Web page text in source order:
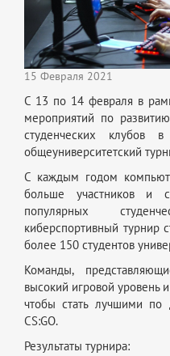
15 Февраля 2021
С 13 по 14 февраля в
мероприятий по
студенческих клубов
общеуниверситетский
С каждым годом
больше участников и
популярных
киберспортивный турнир
более 150 студентов
Команды,
высокий игровой уровень
чтобы стать лучшими
CS:GO.
Результаты турнира: